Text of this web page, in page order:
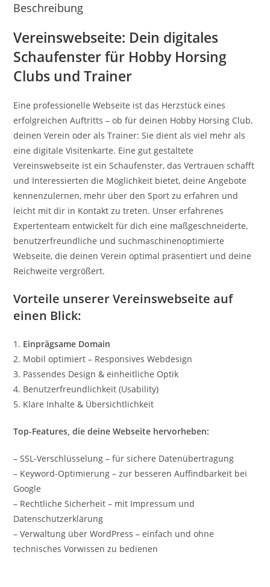
Beschreibung
Vereinswebseite: Dein digitales
Schaufenster für Hobby Horsing
Clubs und Trainer
Eine professionelle Webseite ist das Herzstück eines
erfolgreichen Auftritts – ob für deinen Hobby Horsing Club,
deinen Verein oder als Trainer: Sie dient als viel mehr als
eine digitale Visitenkarte. Eine gut gestaltete
Vereinswebseite ist ein Schaufenster, das Vertrauen schafft
und Interessierten die Möglichkeit bietet, deine Angebote
kennenzulernen, mehr über den Sport zu erfahren und
leicht mit dir in Kontakt zu treten. Unser erfahrenes
Expertenteam entwickelt für dich eine maßgeschneiderte,
benutzerfreundliche und suchmaschinenoptimierte
Webseite, die deinen Verein optimal präsentiert und deine
Reichweite vergrößert.
Vorteile unserer Vereinswebseite auf
einen Blick:
1. Einprägsame Domain
2. Mobil optimiert – Responsives Webdesign
3. Passendes Design & einheitliche Optik
4. Benutzerfreundlichkeit (Usability)
5. Klare Inhalte & Übersichtlichkeit
Top-Features, die deine Webseite hervorheben:
– SSL-Verschlüsselung – für sichere Datenübertragung
– Keyword-Optimierung – zur besseren Auffindbarkeit bei
Google
– Rechtliche Sicherheit – mit Impressum und
Datenschutzerklärung
– Verwaltung über WordPress – einfach und ohne
technisches Vorwissen zu bedienen